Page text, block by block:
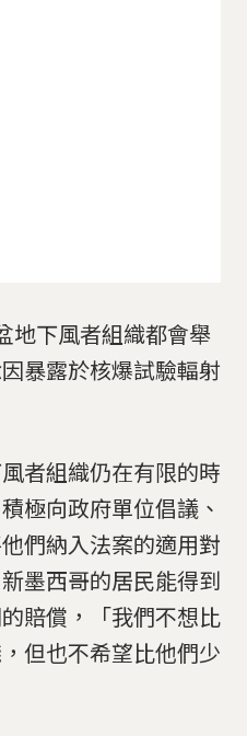
下風者組織都會舉
暴露於核爆試驗輻射
者組織仍在有限的時
極向政府單位倡議、
們納入法案的適用對
墨西哥的居民能得到
賠償，「我們不想比
但也不希望比他們少